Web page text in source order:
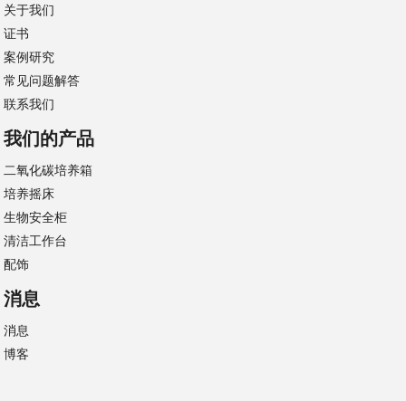
关于我们
证书
案例研究
常见问题解答
联系我们
我们的产品
二氧化碳培养箱
培养摇床
生物安全柜
清洁工作台
配饰
消息
消息
博客